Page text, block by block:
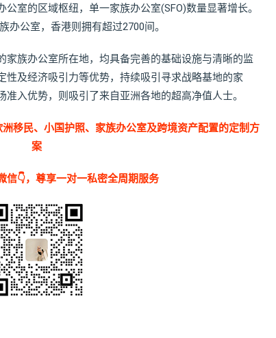
室的区域枢纽，单一家族办公室(SFO)数量显著增长。
办公室，香港则拥有超过2700间。
家族办公室所在地，均具备完善的基础设施与清晰的监
及经济吸引力等优势，持续吸引寻求战略基地的家
入优势，则吸引了来自亚洲各地的超高净值人士。
移民、小国护照、家族办公室及跨境资产配置的定制方
案
信👇，尊享一对一私密全周期服务